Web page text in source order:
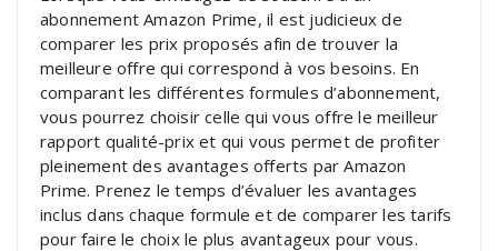
abonnement Amazon Prime, il est judicieux de
comparer les prix proposés afin de trouver la
meilleure offre qui correspond à vos besoins. En
comparant les différentes formules d’abonnement,
vous pourrez choisir celle qui vous offre le meilleur
rapport qualité-prix et qui vous permet de profiter
pleinement des avantages offerts par Amazon
Prime. Prenez le temps d’évaluer les avantages
inclus dans chaque formule et de comparer les tarifs
pour faire le choix le plus avantageux pour vous.